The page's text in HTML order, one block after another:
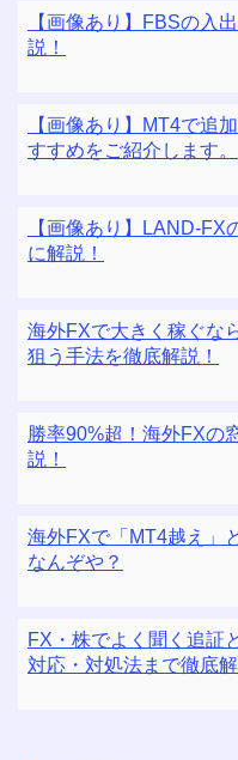
【画像あり】FBSの入
説！
【画像あり】MT4で追
すすめをご紹介します。
【画像あり】LAND-
に解説！
海外FXで大きく稼ぐな
狙う手法を徹底解説！
勝率90%超！海外FXの
説！
海外FXで「MT4越え」
なんぞや？
FX・株でよく聞く追証
対応・対処法まで徹底解